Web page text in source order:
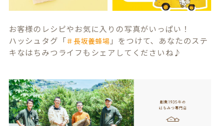
お客様のレシピやお気に入りの写真がいっぱい！
ハッシュタグ「＃長坂養蜂場 」をつけて、あなたのステ
キなはちみつライフもシェアしてくださいね♪